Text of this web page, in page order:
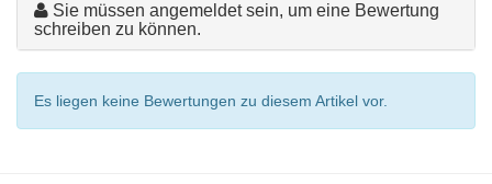
Sie müssen angemeldet sein, um eine Bewertung
schreiben zu können.
Es liegen keine Bewertungen zu diesem Artikel vor.